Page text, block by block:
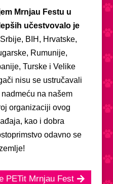
Mrnjau Festu u
učestvovalo je
BIH, Hrvatske,
Rumunije,
Turske i Velike
nisu se ustručavali
na našem
organizaciji ovog
kao i dobra
odavno se
PETit Mrnjau Fest